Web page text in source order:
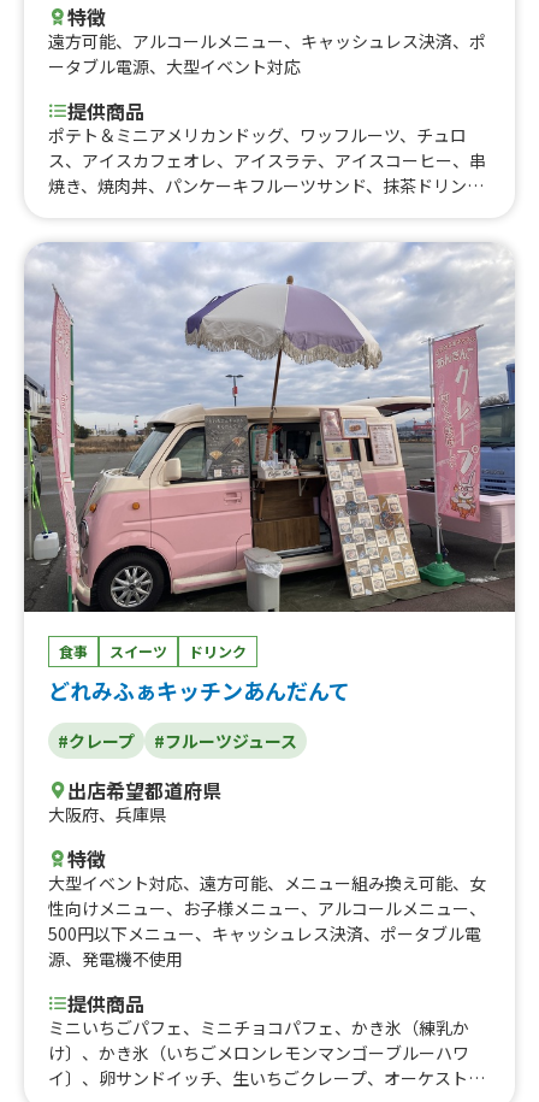
特徴
遠方可能、 アルコールメニュー、 キャッシュレス決済、 ポ
ータブル電源、 大型イベント対応
提供商品
ポテト＆ミニアメリカンドッグ、ワッフルーツ、チュロ
ス、アイスカフェオレ、アイスラテ、アイスコーヒー、串
焼き、焼肉丼、パンケーキフルーツサンド、抹茶ドリン
ト、焼きそば、ジンジャーエール、チューハイ、ワイン、
きのこソテー、やみつきピーマン、ローストビーフ、枝
豆、ポタージュスープ、コーンスープ、ワッフル、餅入り
おぜんざい、ホット各種アルコール、ホットミルク、ココ
ア、カフェオーレ、カフェラテ、いちごスムージー、チョ
コバナナスムージー、洋菓子セット、紅茶、ポップコー
ン、白玉ぜんざい、ハイボール、ビール、レモネード、ソ
フトドリンク、ホットドッグ チーズ、ホットドッグ プ
レーン、ミックスジュース、とん汁、モモ（ネパールの小
籠包）、本格スパイスカレー、ポテからセット、揚げたこ
焼き、オムライス、かき氷、ゆずアイス、チョコアイス、
バニラアイス、フレーバーポテト、からあげ、ローストビ
ーフドッグ、カップわたあめ、プルコギドッグ、宮崎牛ロ
ーストビーフ丼、ロコモコ丼、ロングポテト、揚げ餃子、
カジュッタグレープフルーツジュース、カジュッタオレン
ジジュース、ホットコーヒー、梨ジュース、シャインマス
カット、キウイジュース、バナナスムージー
食事 スイーツ ドリンク
どれみふぁキッチンあんだんて
#クレープ #フルーツジュース
出店希望都道府県
大阪府、 兵庫県
特徴
大型イベント対応、 遠方可能、 メニュー組み換え可能、 女
性向けメニュー、 お子様メニュー、 アルコールメニュー、
500円以下メニュー、 キャッシュレス決済、 ポータブル電
源、 発電機不使用
提供商品
ミニいちごパフェ、ミニチョコパフェ、かき氷（練乳か
け〕、かき氷（いちごメロンレモンマンゴーブルーハワ
イ〕、卵サンドイッチ、生いちごクレープ、オーケストラ